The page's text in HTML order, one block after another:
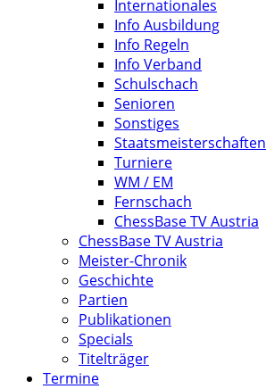
Internationales
Info Ausbildung
Info Regeln
Info Verband
Schulschach
Senioren
Sonstiges
Staatsmeisterschaften
Turniere
WM / EM
Fernschach
ChessBase TV Austria
ChessBase TV Austria
Meister-Chronik
Geschichte
Partien
Publikationen
Specials
Titelträger
Termine